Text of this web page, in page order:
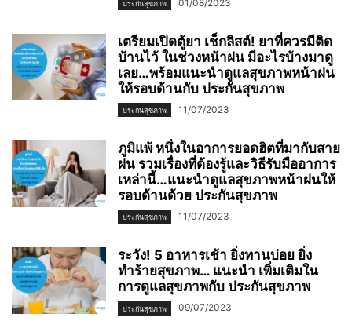
ประกันสุขภาพ 01/08/2023
เตรียมเปิดตู้ยา เช็กลิสต์! ยาที่ควรมีติด
บ้านไว้ ในช่วงหน้าฝน มีอะไรบ้างมาดู
เลย…พร้อมแนะนำดูแลสุขภาพหน้าฝน
ให้รอบด้านกับ ประกันสุขภาพ
ประกันสุขภาพ 11/07/2023
ภูมิแพ้ หนึ่งในอาการยอดฮิตที่มากับสาย
ฝน รวมเรื่องที่ต้องรู้และวิธีรับมืออาการ
เหล่านี้…แนะนำดูแลสุขภาพหน้าฝนให้
รอบด้านด้วย ประกันสุขภาพ
ประกันสุขภาพ 11/07/2023
ระวัง! 5 อาหารเช้า ยิ่งทานบ่อย ยิ่ง
ทำร้ายสุขภาพ… แนะนำ เพิ่มเติมใน
การดูแลสุขภาพกับ ประกันสุขภาพ
ประกันสุขภาพ 09/07/2023